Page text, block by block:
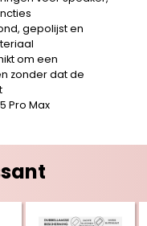
gepolijst en
om een
zonder dat de
Pro Max